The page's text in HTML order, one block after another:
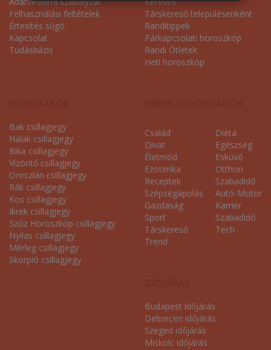
Felhasználási feltételek
Értesítés súgó
Kapcsolat
Tudásbázis
Társkereső településenként
Randitippek
Párkapcsolati horoszkóp
Randi Ötletek
Heti horoszkóp
Bak csillagjegy
Halak csillagjegy
Bika csillagjegy
Vízöntő csillagjegy
Oroszlán csillagjegy
Rák csillagjegy
Kos csillagjegy
Ikrek csillagjegy
Szűz Horoszkóp csillagjegy
Nyilas csillagjegy
Mérleg csillagjegy
Skorpió csillagjegy
Család
Divat
Életmód
Ezoterika
Receptek
Szépségápolás
Gazdaság
Sport
Társkereső
Trend
Diéta
Egészség
Esküvő
Otthon
Szabadidő
Autó-Motor
Karrier
Szabadidő
Tech
Budapest időjárás
Debrecen időjárás
Szeged időjárás
Miskolc időjárás